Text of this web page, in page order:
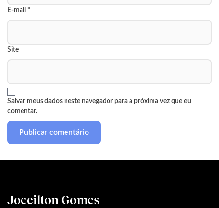
E-mail *
Site
Salvar meus dados neste navegador para a próxima vez que eu
comentar.
Joceilton Gomes